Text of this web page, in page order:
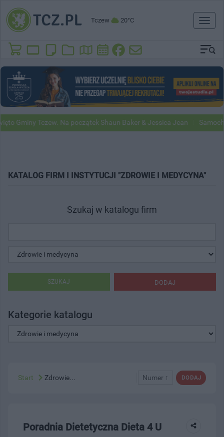
Tczew 20°C
Toggle
Gminy Tczew. Na początek Shaun Baker & Jessica Jean
KATALOG FIRM I INSTYTUCJI "ZDROWIE I MEDYCYNA"
Szukaj w katalogu firm
DODAJ
SZUKAJ
Kategorie katalogu
DODAJ
Numer ↑
Start Zdrowie...
Poradnia Dietetyczna Dieta 4 U